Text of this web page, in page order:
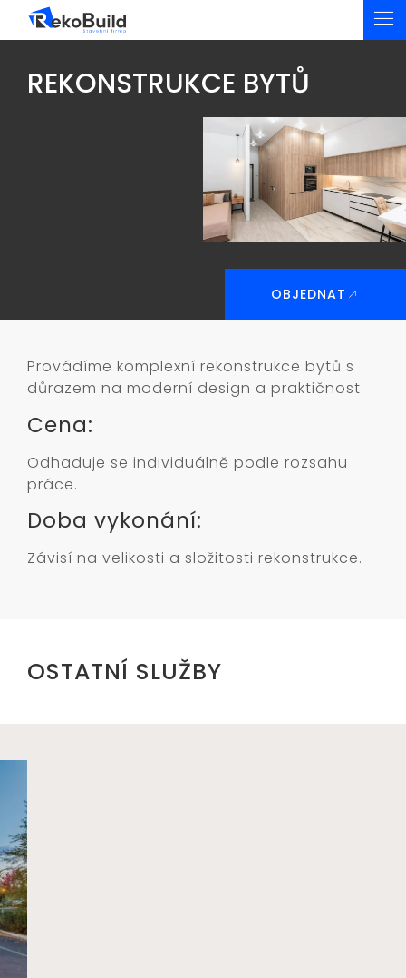
REKONSTRUKCE BYTŮ
OBJEDNAT
Provádíme komplexní rekonstrukce bytů s
důrazem na moderní design a praktičnost.
Cena:
Odhaduje se individuálně podle rozsahu
práce.
Doba vykonání:
Závisí na velikosti a složitosti rekonstrukce.
OSTATNÍ SLUŽBY